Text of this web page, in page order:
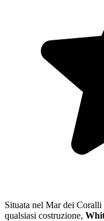
Situata nel Mar dei
qualsiasi costruzione,